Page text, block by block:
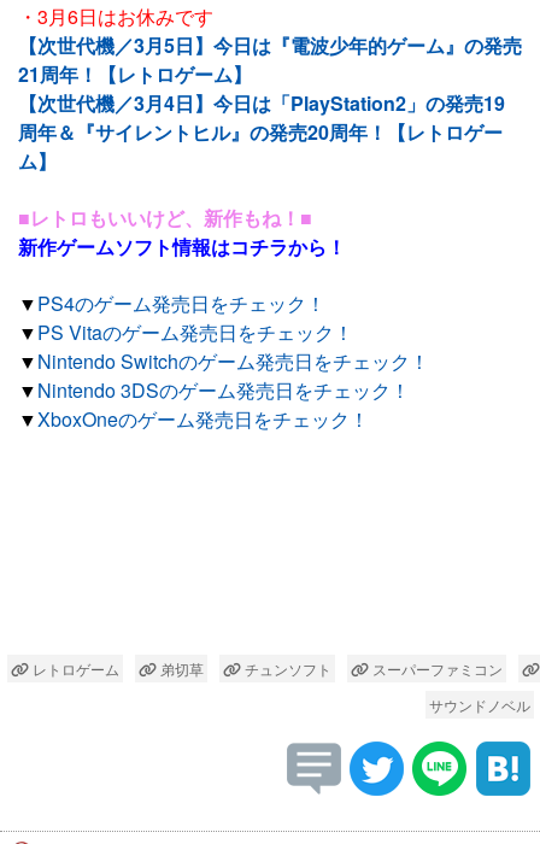
・3月6日はお休みです
【次世代機／3月5日】今日は『電波少年的ゲーム』の発売
21周年！【レトロゲーム】
【次世代機／3月4日】今日は「PlayStation2」の発売19
周年＆『サイレントヒル』の発売20周年！【レトロゲー
ム】
■レトロもいいけど、新作もね！■
新作ゲームソフト情報はコチラから！
▼PS4のゲーム発売日をチェック！
▼PS Vitaのゲーム発売日をチェック！
▼Nintendo Switchのゲーム発売日をチェック！
▼Nintendo 3DSのゲーム発売日をチェック！
▼XboxOneのゲーム発売日をチェック！
レトロゲーム 弟切草 チュンソフト
スーパーファミコン
サウンドノベル